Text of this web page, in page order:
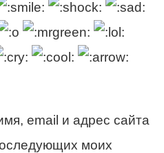
email и адрес сайта
моих